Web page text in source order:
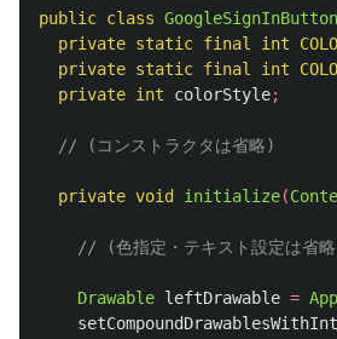
public class GoogleSignInButton
private static final int
private static final int
private int colorStyle;
// (コンストラクタは省略)
private void initialize(
// (色指定・テキスト設定は省
Drawable leftDrawable =